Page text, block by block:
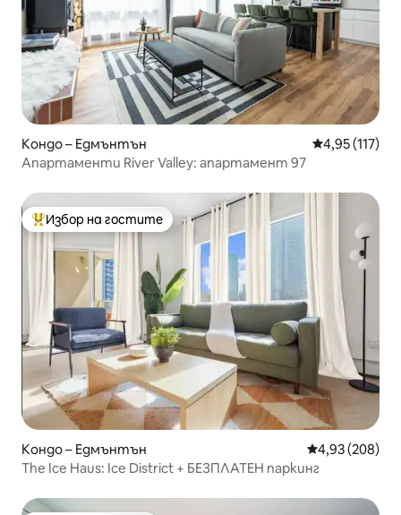
Кондо – Едмънтън Средна
4,95 (117)
Апартаменти River Valley: апартамент 97
Най-популярен избор на гостите
Избор на гостите
Кондо – Едмънтън Средна
4,93 (208)
The Ice Haus: Ice District + БЕЗПЛАТЕН паркинг